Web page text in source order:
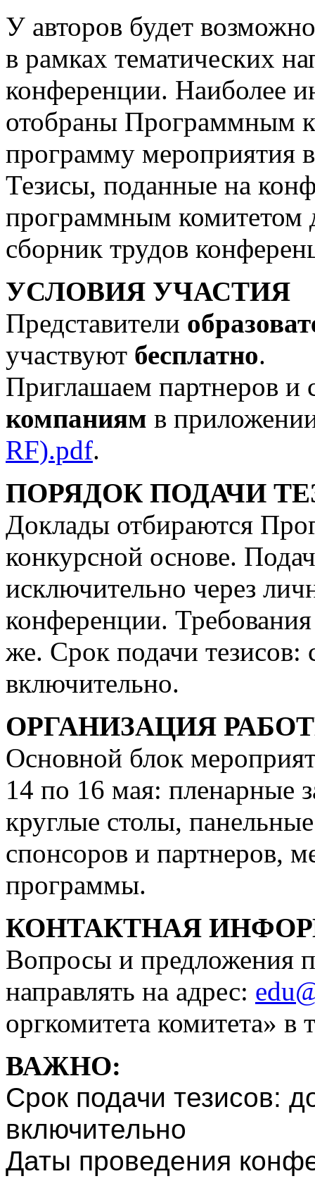
У авторов будет
в рамках тематических
конференции. Наиболее
отобраны Программным
программу мероприятия
Тезисы, поданные на
программным комитетом
сборник трудов
УСЛОВИЯ УЧАСТИЯ
Представители
участвуют бесплатно.
Приглашаем партнеров и
компаниям в
RF).pdf.
ПОРЯДОК ПОДАЧИ
Доклады отбираются
конкурсной основе.
исключительно через
конференции.
же. Срок подачи тезисов:
включительно.
ОРГАНИЗАЦИЯ
Основной блок
14 по 16 мая: пленарные
круглые столы,
спонсоров и партнеров,
программы.
КОНТАКТНАЯ
Вопросы и предложения
направлять на адрес:
оргкомитета комитета» в
ВАЖНО:
Срок подачи тезисов:
включительно
Даты проведения